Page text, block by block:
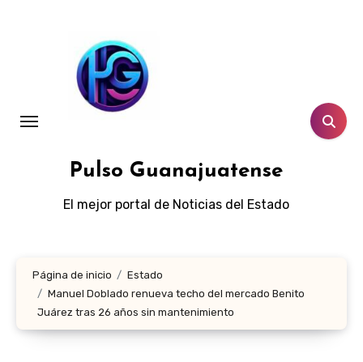
Pulso Guanajuatense
El mejor portal de Noticias del Estado
Página de inicio
Estado
Manuel Doblado renueva techo del mercado Benito
Juárez tras 26 años sin mantenimiento